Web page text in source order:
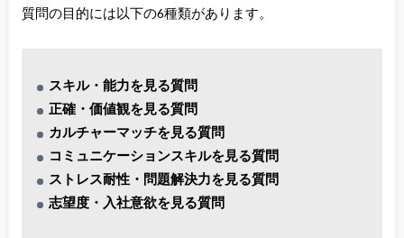
質問の目的には以下の6種類があります。
スキル・能力を見る質問
正確・価値観を見る質問
カルチャーマッチを見る質問
コミュニケーションスキルを見る質問
ストレス耐性・問題解決力を見る質問
志望度・入社意欲を見る質問